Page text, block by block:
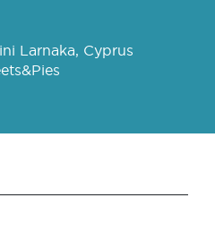
Larnaka, Cyprus